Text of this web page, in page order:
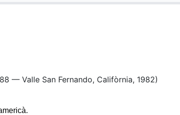
— Valle San Fernando, Califòrnia, 1982)